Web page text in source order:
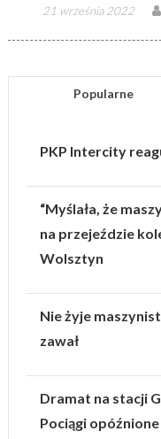
Posted
21 września 2022
Popularne
PKP Intercity
“Myślała, że
na przejeździe
Wolsztyn
Nie żyje
zawał
Dramat na stacji
Pociągi opóźnione